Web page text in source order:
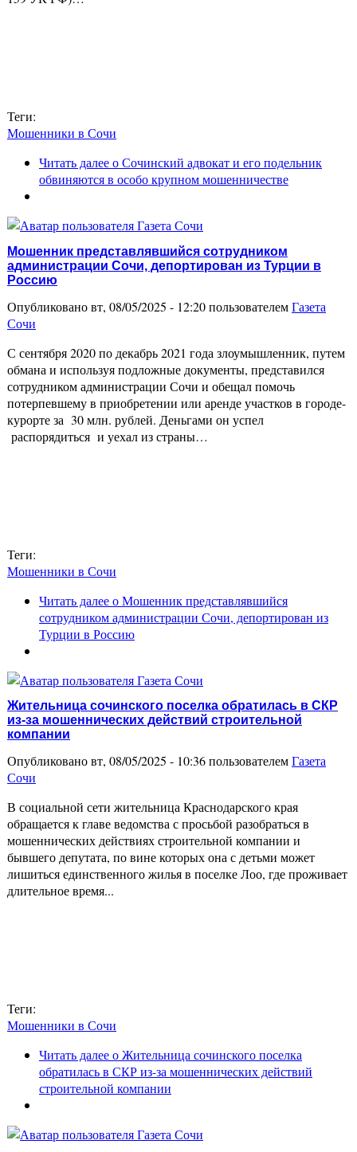
Теги:
Мошенники в Сочи
Читать далеео Сочинский адвокат и его подельник
обвиняются в особо крупном мошенничестве
Мошенник представлявшийся сотрудником
администрации Сочи, депортирован из Турции в
Россию
Опубликовано вт, 08/05/2025 - 12:20 пользователемГазета
Сочи
С сентября 2020 по декабрь 2021 года злоумышленник, путем
обмана и используя подложные документы, представился
сотрудником администрации Сочи и обещал помочь
потерпевшему в приобретении или аренде участков в городе-
курорте за 30 млн. рублей. Деньгами он успел
распорядиться и уехал из страны…
Теги:
Мошенники в Сочи
Читать далеео Мошенник представлявшийся
сотрудником администрации Сочи, депортирован из
Турции в Россию
Жительница сочинского поселка обратилась в СКР
из-за мошеннических действий строительной
компании
Опубликовано вт, 08/05/2025 - 10:36 пользователемГазета
Сочи
В социальной сети жительница Краснодарского края
обращается к главе ведомства с просьбой разобраться в
мошеннических действиях строительной компании и
бывшего депутата, по вине которых она с детьми может
лишиться единственного жилья в поселке Лоо, где проживает
длительное время...
Теги:
Мошенники в Сочи
Читать далеео Жительница сочинского поселка
обратилась в СКР из-за мошеннических действий
строительной компании